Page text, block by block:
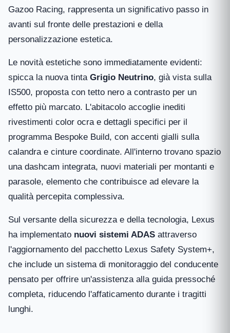
Gazoo Racing, rappresenta un significativo passo in
avanti sul fronte delle prestazioni e della
personalizzazione estetica.
Le novità estetiche sono immediatamente evidenti:
spicca la nuova tinta Grigio Neutrino, già vista sulla
IS500, proposta con tetto nero a contrasto per un
effetto più marcato. L'abitacolo accoglie inediti
rivestimenti color ocra e dettagli specifici per il
programma Bespoke Build, con accenti gialli sulla
calandra e cinture coordinate. All'interno trovano spazio
una dashcam integrata, nuovi materiali per montanti e
parasole, elemento che contribuisce ad elevare la
qualità percepita complessiva.
Sul versante della sicurezza e della tecnologia, Lexus
ha implementato nuovi sistemi ADAS attraverso
l'aggiornamento del pacchetto Lexus Safety System+,
che include un sistema di monitoraggio del conducente
pensato per offrire un'assistenza alla guida pressoché
completa, riducendo l'affaticamento durante i tragitti
lunghi.